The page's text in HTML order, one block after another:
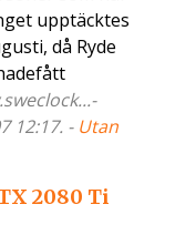
upptäcktes
då Ryde
12:17. - Utan
2080 Ti